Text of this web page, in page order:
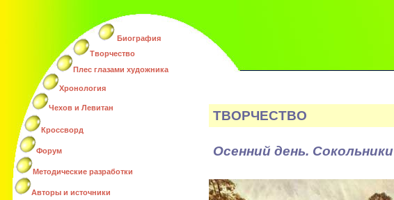
Биография
Творчество
Плес глазами художника
Хронология
Чехов и Левитан
Кроссворд
Форум
Методические разработки
Авторы и источники
ТВОРЧЕСТВО
Осенний день. Сокольники